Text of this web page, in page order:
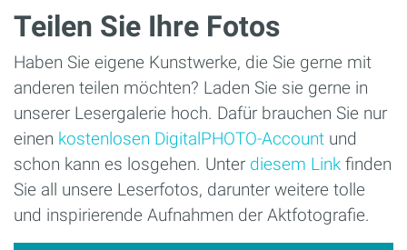
Teilen Sie Ihre Fotos
Haben Sie eigene Kunstwerke, die Sie gerne mit
anderen teilen möchten? Laden Sie sie gerne in
unserer Lesergalerie hoch. Dafür brauchen Sie nur
einen kostenlosen DigitalPHOTO-Account und
schon kann es losgehen. Unter diesem Link finden
Sie all unsere Leserfotos, darunter weitere tolle
und inspirierende Aufnahmen der Aktfotografie.